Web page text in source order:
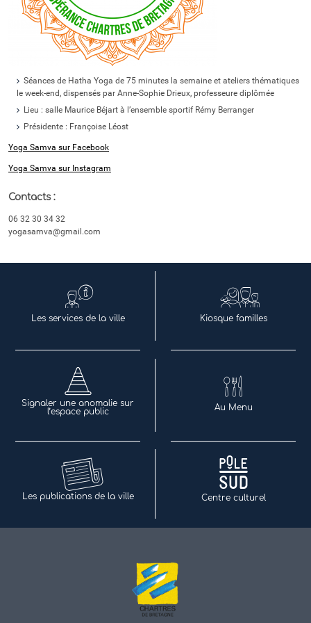
Séances de Hatha Yoga de 75 minutes la semaine et ateliers thématiques
le week-end, dispensés par Anne-Sophie Drieux, professeure diplômée
Lieu : salle Maurice Béjart à l’ensemble sportif Rémy Berranger
Présidente : Françoise Léost
Yoga Samva sur Facebook
Yoga Samva sur Instagram
Contacts :
06 32 30 34 32
yogasamva@gmail.com
Les services de la ville Kiosque familles
Signaler une anomalie sur
l’espace public
Au Menu
Les publications de la ville Centre culturel